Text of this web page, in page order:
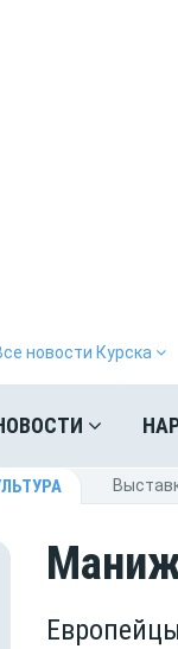
новости Курска